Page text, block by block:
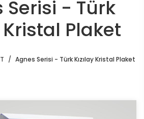
Serisi - Türk
Kristal Plaket
Agnes Serisi - Türk Kızılay Kristal Plaket